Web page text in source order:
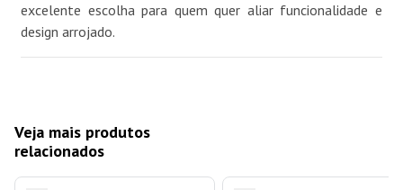
excelente escolha para quem quer aliar funcionalidade e
design arrojado.
Veja mais produtos
relacionados